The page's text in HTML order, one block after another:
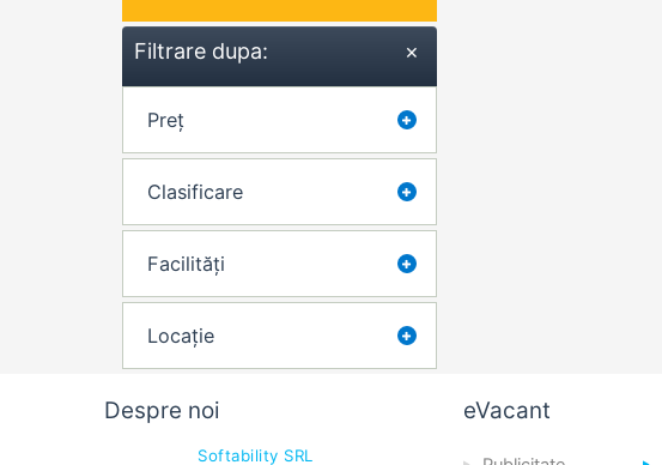
Filtrare dupa: ×
Preț
Clasificare
Facilități
Locație
Despre noi
Softability SRL
eVacant